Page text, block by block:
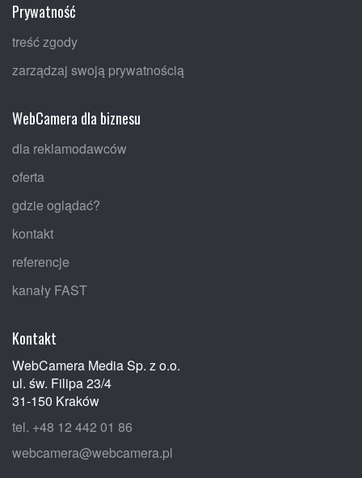
Prywatność
treść zgody
zarządzaj swoją prywatnością
WebCamera dla biznesu
dla reklamodawców
oferta
gdzie oglądać?
kontakt
referencje
kanały FAST
Kontakt
WebCamera Media Sp. z o.o.
ul. św. Filipa 23/4
31-150 Kraków
tel. +48 12 442 01 86
webcamera@webcamera.pl